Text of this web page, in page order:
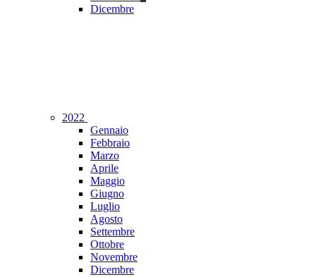
Dicembre
2022
Gennaio
Febbraio
Marzo
Aprile
Maggio
Giugno
Luglio
Agosto
Settembre
Ottobre
Novembre
Dicembre